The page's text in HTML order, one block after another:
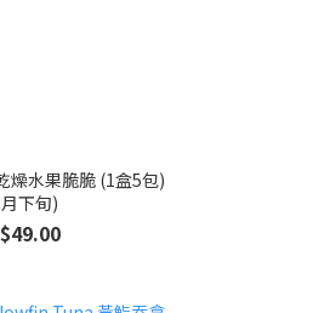
燥水果脆脆 (1盒5包)
下旬)